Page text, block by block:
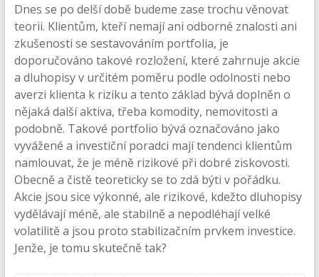
Dnes se po delší době budeme zase trochu věnovat
teorii. Klientům, kteří nemají ani odborné znalosti ani
zkušenosti se sestavováním portfolia, je
doporučováno takové rozložení, které zahrnuje akcie
a dluhopisy v určitém poměru podle odolnosti nebo
averzi klienta k riziku a tento základ bývá doplněn o
nějaká další aktiva, třeba komodity, nemovitosti a
podobně. Takové portfolio bývá označováno jako
vyvážené a investiční poradci mají tendenci klientům
namlouvat, že je méně rizikové při dobré ziskovosti.
Obecně a čistě teoreticky se to zdá býti v pořádku.
Akcie jsou sice výkonné, ale rizikové, kdežto dluhopisy
vydělávají méně, ale stabilně a nepodléhají velké
volatilitě a jsou proto stabilizačním prvkem investice.
Jenže, je tomu skutečně tak?